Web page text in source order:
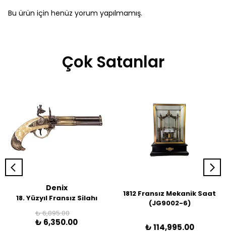
Bu ürün için henüz yorum yapılmamış.
Çok Satanlar
Denix
18. Yüzyıl Fransız Silahı
₺ 6,895.00
₺ 6,350.00
1812 Fransız Mekanik Saat
(JG9002-6)
₺ 114,995.00